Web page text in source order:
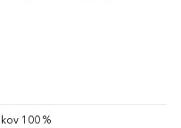
100 %